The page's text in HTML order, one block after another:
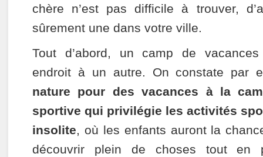
chère n’est pas difficile à trouver,
sûrement une dans votre ville.
Tout d’abord, un camp de
endroit à un autre. On constate par
nature pour des vacances à la
sportive qui privilégie les activités
insolite, où les enfants auront la
découvrir plein de choses tout en